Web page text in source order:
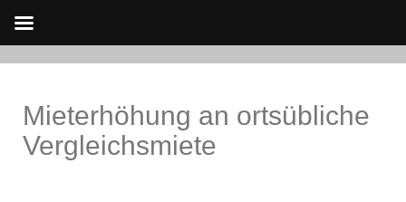
contentMieterhöhung an ortsübliche
Vergleichsmiete